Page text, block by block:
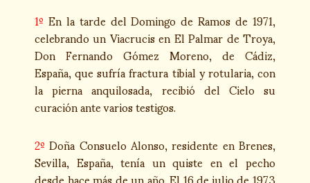
1ºEn la tarde del Domingo de Ramos de 1971,
celebrando un Viacrucis en El Palmar de Troya,
Don Fernando Gómez Moreno, de Cádiz,
España, que sufría fractura tibial y rotularia, con
la pierna anquilosada, recibió del Cielo su
curación ante varios testigos.
2ºDoña Consuelo Alonso, residente en Brenes,
Sevilla, España, tenía un quiste en el pecho